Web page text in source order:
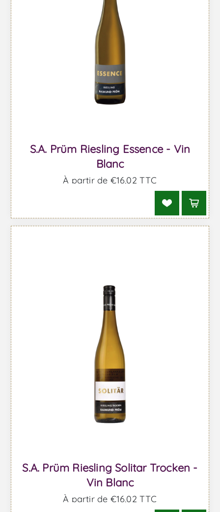
S.A. Prüm Riesling Essence - Vin
Blanc
À partir de €16,02 TTC
S.A. Prüm Riesling Solitar Trocken -
Vin Blanc
À partir de €16,02 TTC